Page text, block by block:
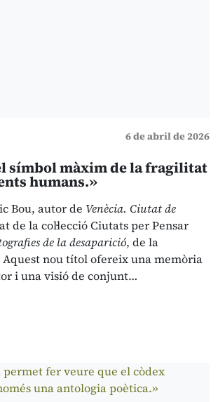
6 de abril de 2026
símbol màxim de la fragilitat
humans.»
Bou, autor de Venècia. Ciutat de
de la col·lecció Ciutats per Pensar
de la desaparició, de la
Aquest nou títol ofereix una memòria
i una visió de conjunt…